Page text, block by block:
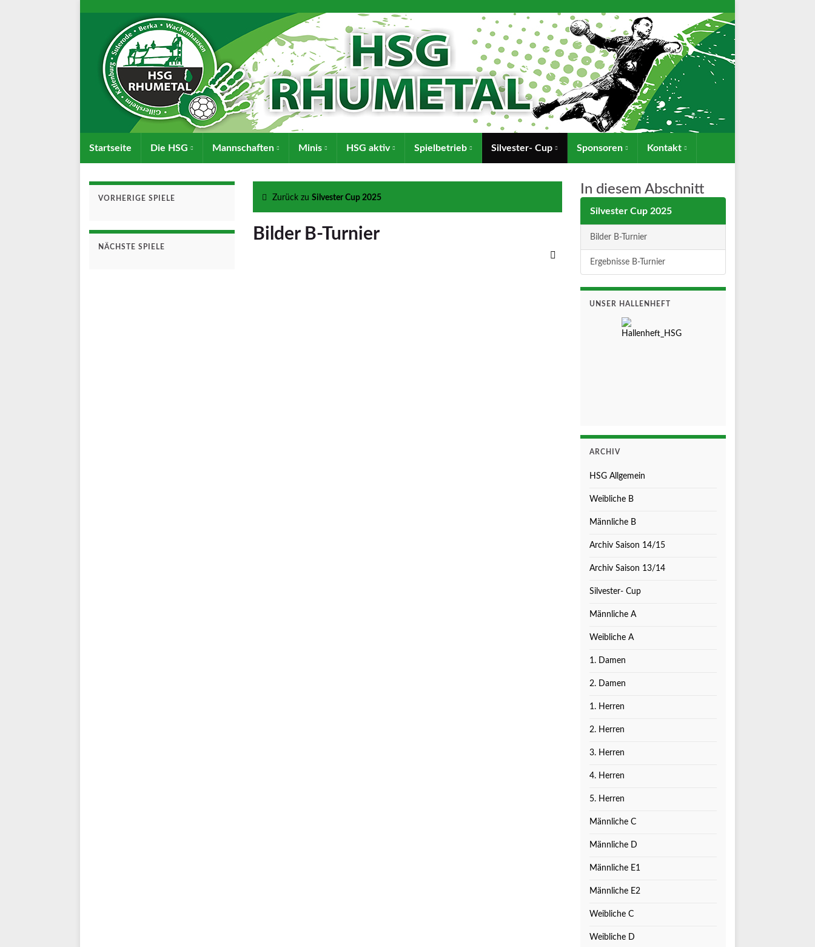
Startseite Die HSG Mannschaften Minis HSG aktiv Spielbetrieb Silvester- Cup Sponsoren Kontakt
Zurück zu Silvester Cup 2025
Bilder B-Turnier
VORHERIGE SPIELE
NÄCHSTE SPIELE
In diesem Abschnitt
Silvester Cup 2025
Bilder B-Turnier
Ergebnisse B-Turnier
UNSER HALLENHEFT
ARCHIV
HSG Allgemein
Weibliche B
Männliche B
Archiv Saison 14/15
Archiv Saison 13/14
Silvester- Cup
Männliche A
Weibliche A
1. Damen
2. Damen
1. Herren
2. Herren
3. Herren
4. Herren
5. Herren
Männliche C
Männliche D
Männliche E1
Männliche E2
Weibliche C
Weibliche D